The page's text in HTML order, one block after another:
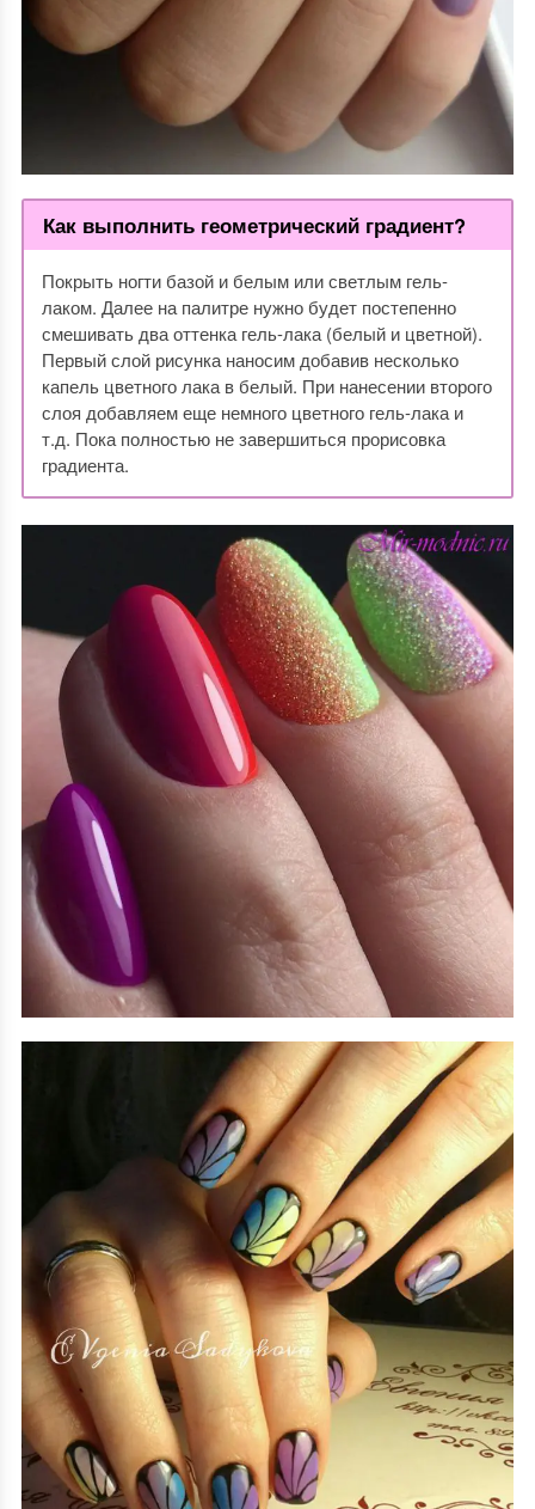
Как выполнить геометрический градиент?
Покрыть ногти базой и белым или светлым гель-
лаком. Далее на палитре нужно будет постепенно
смешивать два оттенка гель-лака (белый и цветной).
Первый слой рисунка наносим добавив несколько
капель цветного лака в белый. При нанесении второго
слоя добавляем еще немного цветного гель-лака и
т.д. Пока полностью не завершиться прорисовка
градиента.